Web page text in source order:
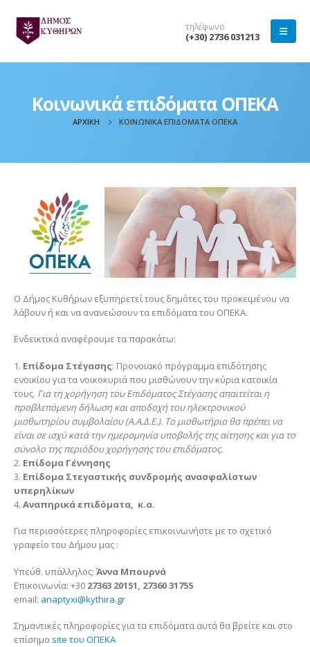
τηλέφωνο
(+30) 2736 031213
Κοινωνικά επιδόματα ΟΠΕΚΑ
ΑΡΧΙΚΉ ΚΟΙΝΩΝΙΚΆ ΕΠΙΔΌΜΑΤΑ ΟΠΕΚΑ
Ο Δήμος Κυθήρων εξυπηρετεί τους δημότες του προκειμένου να
λάβουν ή και να ανανεώσουν τα επιδόματα του ΟΠΕΚΑ.
Ενδεικτικά αναφέρουμε τα παρακάτω:
1. Επίδομα Στέγασης: Προνοιακό πρόγραμμα επιδότησης
ενοικίου για τα νοικοκυριά που μισθώνουν την κύρια κατοικία
τους. Για τη χορήγηση του Επιδόματος Στέγασης απαιτείται η
προβλεπόμενη δήλωση και αποδοχή του ηλεκτρονικού
μισθωτηρίου συμβολαίου (Α.Α.Δ.Ε.). Το μισθωτήριο θα πρέπει να
είναι σε ισχύ κατά την ημερομηνία υποβολής της αίτησης και για το
σύνολο της περιόδου χορήγησης του επιδόματος.
2. Επίδομα Γέννησης
3. Επίδομα Στεγαστικής συνδρομής ανασφαλίστων
υπερηλίκων
4. Αναπηρικά επιδόματα, κ.α.
Για περισσότερες πληροφορίες επικοινωνήστε με το σχετικό
γραφείο του Δήμου μας :
Υπεύθ. υπάλληλος: Άννα Μπουρνά
Επικοινωνία: +30 27363 20151, 27360 31755
email: anaptyxi@kythira.gr
Σημαντικές πληροφορίες για τα επιδόματα αυτά θα βρείτε και στο
επίσημο site του ΟΠΕΚΑ